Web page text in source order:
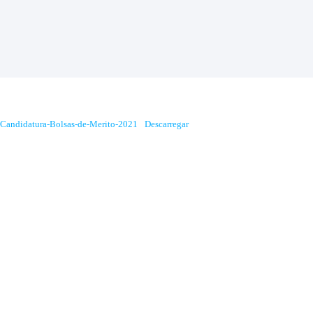
Candidatura-Bolsas-de-Merito-2021 Descarregar